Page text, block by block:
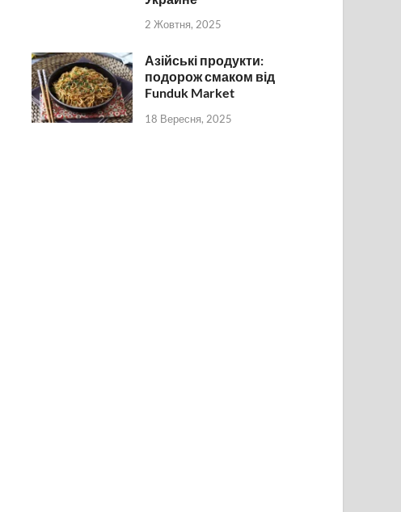
2 Жовтня, 2025
Азійські продукти:
подорож смаком від
Funduk Market
18 Вересня, 2025